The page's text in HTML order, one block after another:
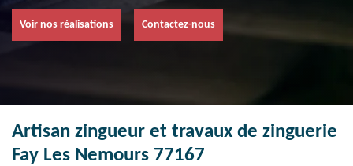
Voir nos réalisations Contactez-nous
Artisan zingueur et travaux de zinguerie
Fay Les Nemours 77167